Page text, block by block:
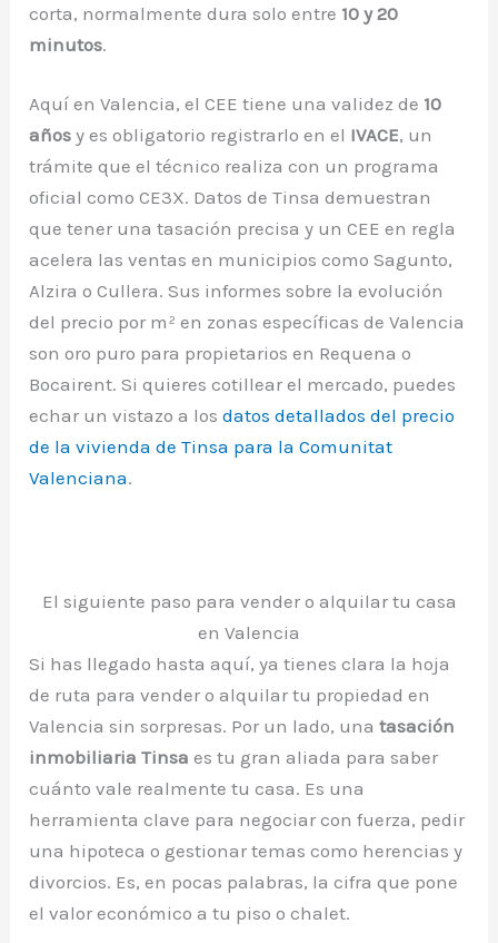
corta, normalmente dura solo entre 10 y 20
minutos.
Aquí en Valencia, el CEE tiene una validez de 10
años y es obligatorio registrarlo en el IVACE, un
trámite que el técnico realiza con un programa
oficial como CE3X. Datos de Tinsa demuestran
que tener una tasación precisa y un CEE en regla
acelera las ventas en municipios como Sagunto,
Alzira o Cullera. Sus informes sobre la evolución
del precio por m² en zonas específicas de Valencia
son oro puro para propietarios en Requena o
Bocairent. Si quieres cotillear el mercado, puedes
echar un vistazo a losdatos detallados del precio
de la vivienda de Tinsa para la Comunitat
Valenciana.
El siguiente paso para vender o alquilar tu casa
en Valencia
Si has llegado hasta aquí, ya tienes clara la hoja
de ruta para vender o alquilar tu propiedad en
Valencia sin sorpresas. Por un lado, unatasación
inmobiliaria Tinsa es tu gran aliada para saber
cuánto vale realmente tu casa. Es una
herramienta clave para negociar con fuerza, pedir
una hipoteca o gestionar temas como herencias y
divorcios. Es, en pocas palabras, la cifra que pone
el valor económico a tu piso o chalet.